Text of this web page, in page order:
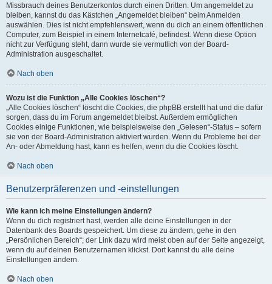
Missbrauch deines Benutzerkontos durch einen Dritten. Um angemeldet zu
bleiben, kannst du das Kästchen „Angemeldet bleiben“ beim Anmelden
auswählen. Dies ist nicht empfehlenswert, wenn du dich an einem öffentlichen
Computer, zum Beispiel in einem Internetcafé, befindest. Wenn diese Option
nicht zur Verfügung steht, dann wurde sie vermutlich von der Board-
Administration ausgeschaltet.
Nach oben
Wozu ist die Funktion „Alle Cookies löschen“?
„Alle Cookies löschen“ löscht die Cookies, die phpBB erstellt hat und die dafür
sorgen, dass du im Forum angemeldet bleibst. Außerdem ermöglichen
Cookies einige Funktionen, wie beispielsweise den „Gelesen“-Status – sofern
sie von der Board-Administration aktiviert wurden. Wenn du Probleme bei der
An- oder Abmeldung hast, kann es helfen, wenn du die Cookies löscht.
Nach oben
Benutzerpräferenzen und -einstellungen
Wie kann ich meine Einstellungen ändern?
Wenn du dich registriert hast, werden alle deine Einstellungen in der
Datenbank des Boards gespeichert. Um diese zu ändern, gehe in den
„Persönlichen Bereich“; der Link dazu wird meist oben auf der Seite angezeigt,
wenn du auf deinen Benutzernamen klickst. Dort kannst du alle deine
Einstellungen ändern.
Nach oben